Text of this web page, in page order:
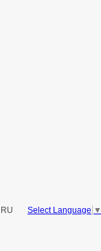
Select Language ▼
RU